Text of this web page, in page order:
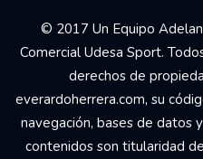
© 2017 Un Equipo
Comercial Udesa Sport.
derechos de
everardoherrera.com, su
navegación, bases de datos
contenidos son titularidad